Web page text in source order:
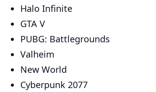
Halo Infinite
GTA V
PUBG: Battlegrounds
Valheim
New World
Cyberpunk 2077